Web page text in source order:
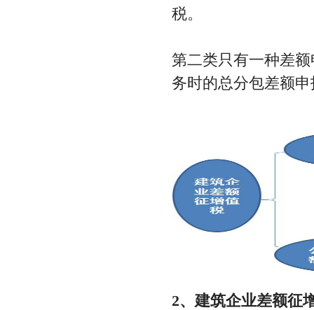
税。
第二类只有一种差
务时的总分包差额
2、建筑企业差额征